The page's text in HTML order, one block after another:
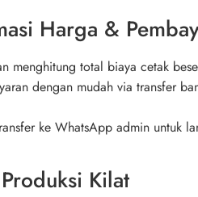
Harga &
menghitung total biaya cetak
dengan mudah via transfer
ke WhatsApp admin untuk
Kilat